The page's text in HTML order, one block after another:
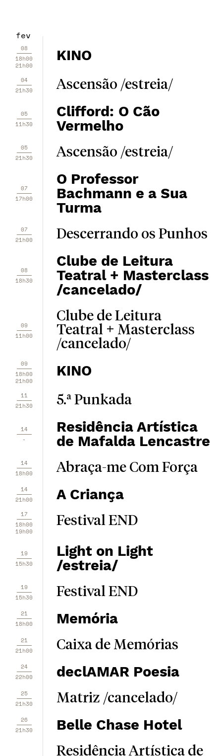
fev
08
18h00
21h00
KINO
04
21h30
Ascensão /estreia/
05
11h30
Clifford: O Cão
Vermelho
05
21h30
Ascensão /estreia/
07
17h00
O Professor
Bachmann e a Sua
Turma
07
21h00
Descerrando os Punhos
08
18h30
Clube de Leitura
Teatral + Masterclass
/cancelado/
09
11h00
Clube de Leitura
Teatral + Masterclass
/cancelado/
09
18h00
21h00
KINO
11
21h30
5.ª Punkada
14
-
Residência Artística
de Mafalda Lencastre
14
18h00
Abraça-me Com Força
14
21h00
A Criança
17
18h00
19h00
Festival END
19
15h30
Light on Light
/estreia/
19
15h30
Festival END
21
18h00
Memória
21
21h00
Caixa de Memórias
24
22h00
declAMAR Poesia
25
21h30
Matriz /cancelado/
26
21h30
Belle Chase Hotel
Residência Artística de